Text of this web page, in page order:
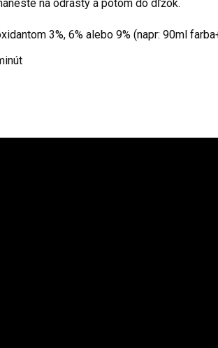
na odrasty a potom do dľžok.
3%, 6% alebo 9% (napr: 90ml